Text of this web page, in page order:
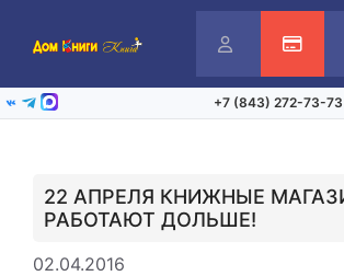
Личный
ВКонтакте
Telegram
Max +7 (843) 272-73-73
22 АПРЕЛЯ КНИЖНЫЕ
РАБОТАЮТ ДОЛЬШЕ!
02.04.2016